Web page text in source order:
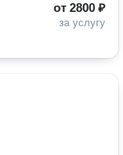
от 2800 ₽
за услугу